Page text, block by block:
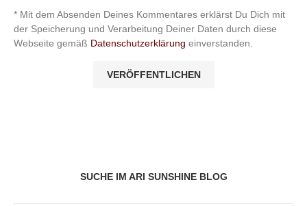
* Mit dem Absenden Deines Kommentares erklärst Du Dich mit
der Speicherung und Verarbeitung Deiner Daten durch diese
Webseite gemäß Datenschutzerklärung einverstanden.
SUCHE IM ARI SUNSHINE BLOG